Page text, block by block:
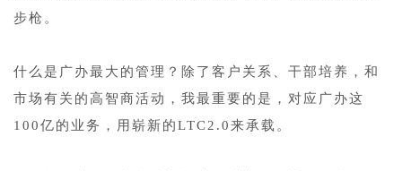
步枪。
什么是广办最大的管理？除了客户关系、干部培养，和
市场有关的高智商活动，我最重要的是，对应广办这
100亿的业务，用崭新的LTC2.0来承载。